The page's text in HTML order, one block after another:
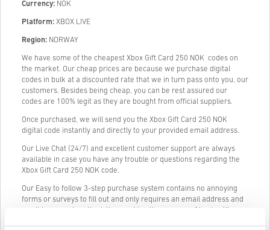
Currency: NOK
Platform: XBOX LIVE
Region: NORWAY
We have some of the cheapest Xbox Gift Card 250 NOK codes on
the market. Our cheap prices are because we purchase digital
codes in bulk at a discounted rate that we in turn pass onto you, our
customers. Besides being cheap, you can be rest assured our
codes are 100% legit as they are bought from official suppliers.
Once purchased, we will send you the Xbox Gift Card 250 NOK
digital code instantly and directly to your provided email address.
Our Live Chat (24/7) and excellent customer support are always
available in case you have any trouble or questions regarding the
Xbox Gift Card 250 NOK code.
Our Easy to follow 3-step purchase system contains no annoying
forms or surveys to fill out and only requires an email address and
a valid payment method, thus making the process of buying Xbox